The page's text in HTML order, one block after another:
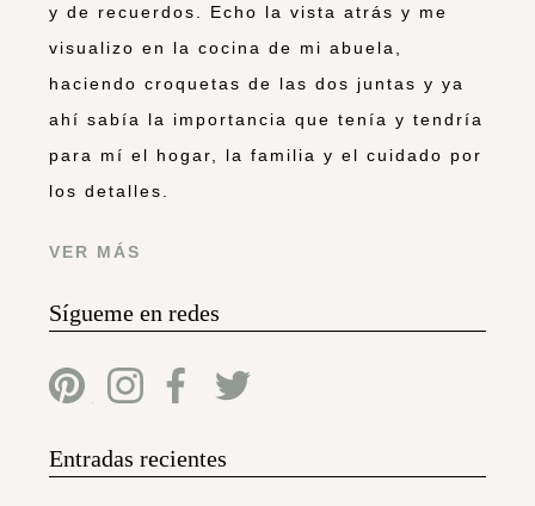
y de recuerdos. Echo la vista atrás y me
visualizo en la cocina de mi abuela,
haciendo croquetas de las dos juntas y ya
ahí sabía la importancia que tenía y tendría
para mí el hogar, la familia y el cuidado por
los detalles.
VER MÁS
Sígueme en redes
Entradas recientes